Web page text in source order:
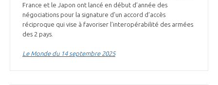
France et le Japon ont lancé en début d’année des
négociations pour la signature d’un accord d’accès
réciproque qui vise à favoriser l’interopérabilité des armées
des 2 pays.
Le Monde du 14 septembre 2025